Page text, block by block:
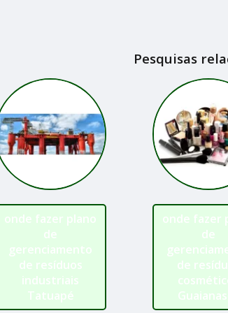
Pesquisas
onde fazer plano
de
gerenciamento
de resíduos
industriais
Tatuapé
onde fazer
de
de